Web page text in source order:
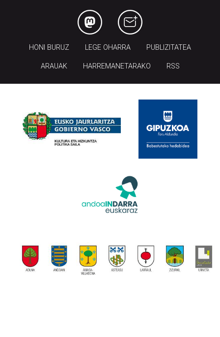
HONI BURUZ LEGE OHARRA PUBLIZITATEA
ARAUAK HARREMANETARAKO RSS